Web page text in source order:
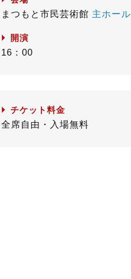
o
まつもと市民芸術館 主ホール
開演
16：00
チケット料金
全席自由・入場無料